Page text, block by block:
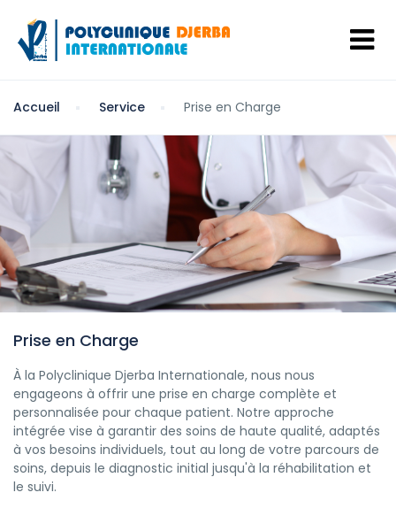
Accueil Service Prise en Charge
Prise en Charge
À la Polyclinique Djerba Internationale, nous nous
engageons à offrir une prise en charge complète et
personnalisée pour chaque patient. Notre approche
intégrée vise à garantir des soins de haute qualité, adaptés
à vos besoins individuels, tout au long de votre parcours de
soins, depuis le diagnostic initial jusqu'à la réhabilitation et
le suivi.